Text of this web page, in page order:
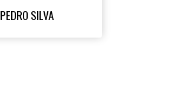
PEDRO SILVA